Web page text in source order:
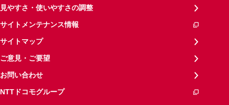
見やすさ・使いやすさの調整
サイトメンテナンス情報
サイトマップ
ご意見・ご要望
お問い合わせ
NTTドコモグループ